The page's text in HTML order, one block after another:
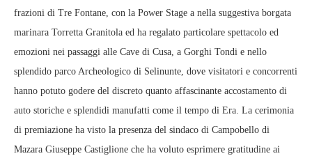
frazioni di Tre Fontane, con la Power Stage a nella suggestiva borgata
marinara Torretta Granitola ed ha regalato particolare spettacolo ed
emozioni nei passaggi alle Cave di Cusa, a Gorghi Tondi e nello
splendido parco Archeologico di Selinunte, dove visitatori e concorrenti
hanno potuto godere del discreto quanto affascinante accostamento di
auto storiche e splendidi manufatti come il tempo di Era. La cerimonia
di premiazione ha visto la presenza del sindaco di Campobello di
Mazara Giuseppe Castiglione che ha voluto esprimere gratitudine ai